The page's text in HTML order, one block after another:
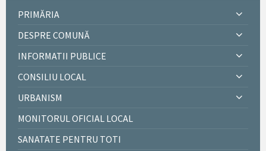
PRIMĂRIA
DESPRE COMUNĂ
INFORMATII PUBLICE
CONSILIU LOCAL
URBANISM
MONITORUL OFICIAL LOCAL
SANATATE PENTRU TOTI